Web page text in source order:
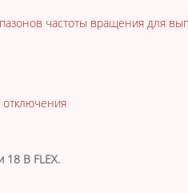
частоты вращения для
отключения
18 В FLEX.